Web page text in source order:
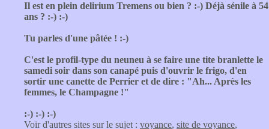
Il est en plein delirium Tremens ou bien ? :-) Déjà sénile à 54
ans ? :-) :-)
Tu parles d'une pâtée ! :-)
C'est le profil-type du neuneu à se faire une tite branlette le
samedi soir dans son canapé puis d'ouvrir le frigo, d'en
sortir une canette de Perrier et de dire : "Ah... Après les
femmes, le Champagne !"
:-) :-) :-)
Voir d'autres sites sur le sujet : voyance, site de voyance,